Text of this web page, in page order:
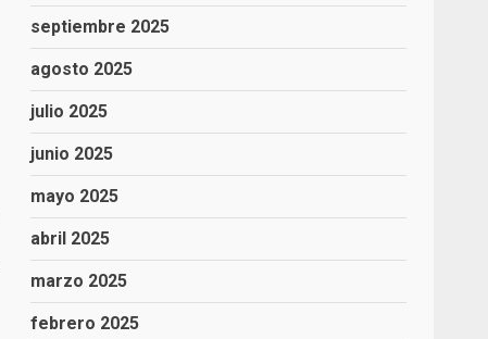
septiembre 2025
agosto 2025
julio 2025
junio 2025
mayo 2025
abril 2025
marzo 2025
febrero 2025